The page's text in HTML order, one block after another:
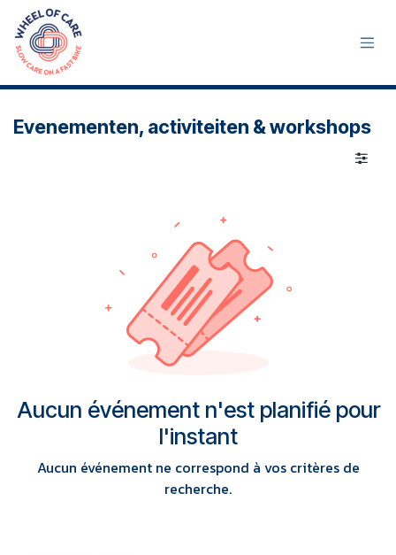
Se rendre au contenu
Evenementen, activiteiten & workshops
Aucun événement n'est planifié pour
l'instant
Aucun événement ne correspond à vos critères de
recherche.